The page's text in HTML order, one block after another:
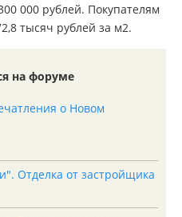
000 рублей. Покупателям
тысяч рублей за м2.
на форуме
о Новом
Отделка от застройщика